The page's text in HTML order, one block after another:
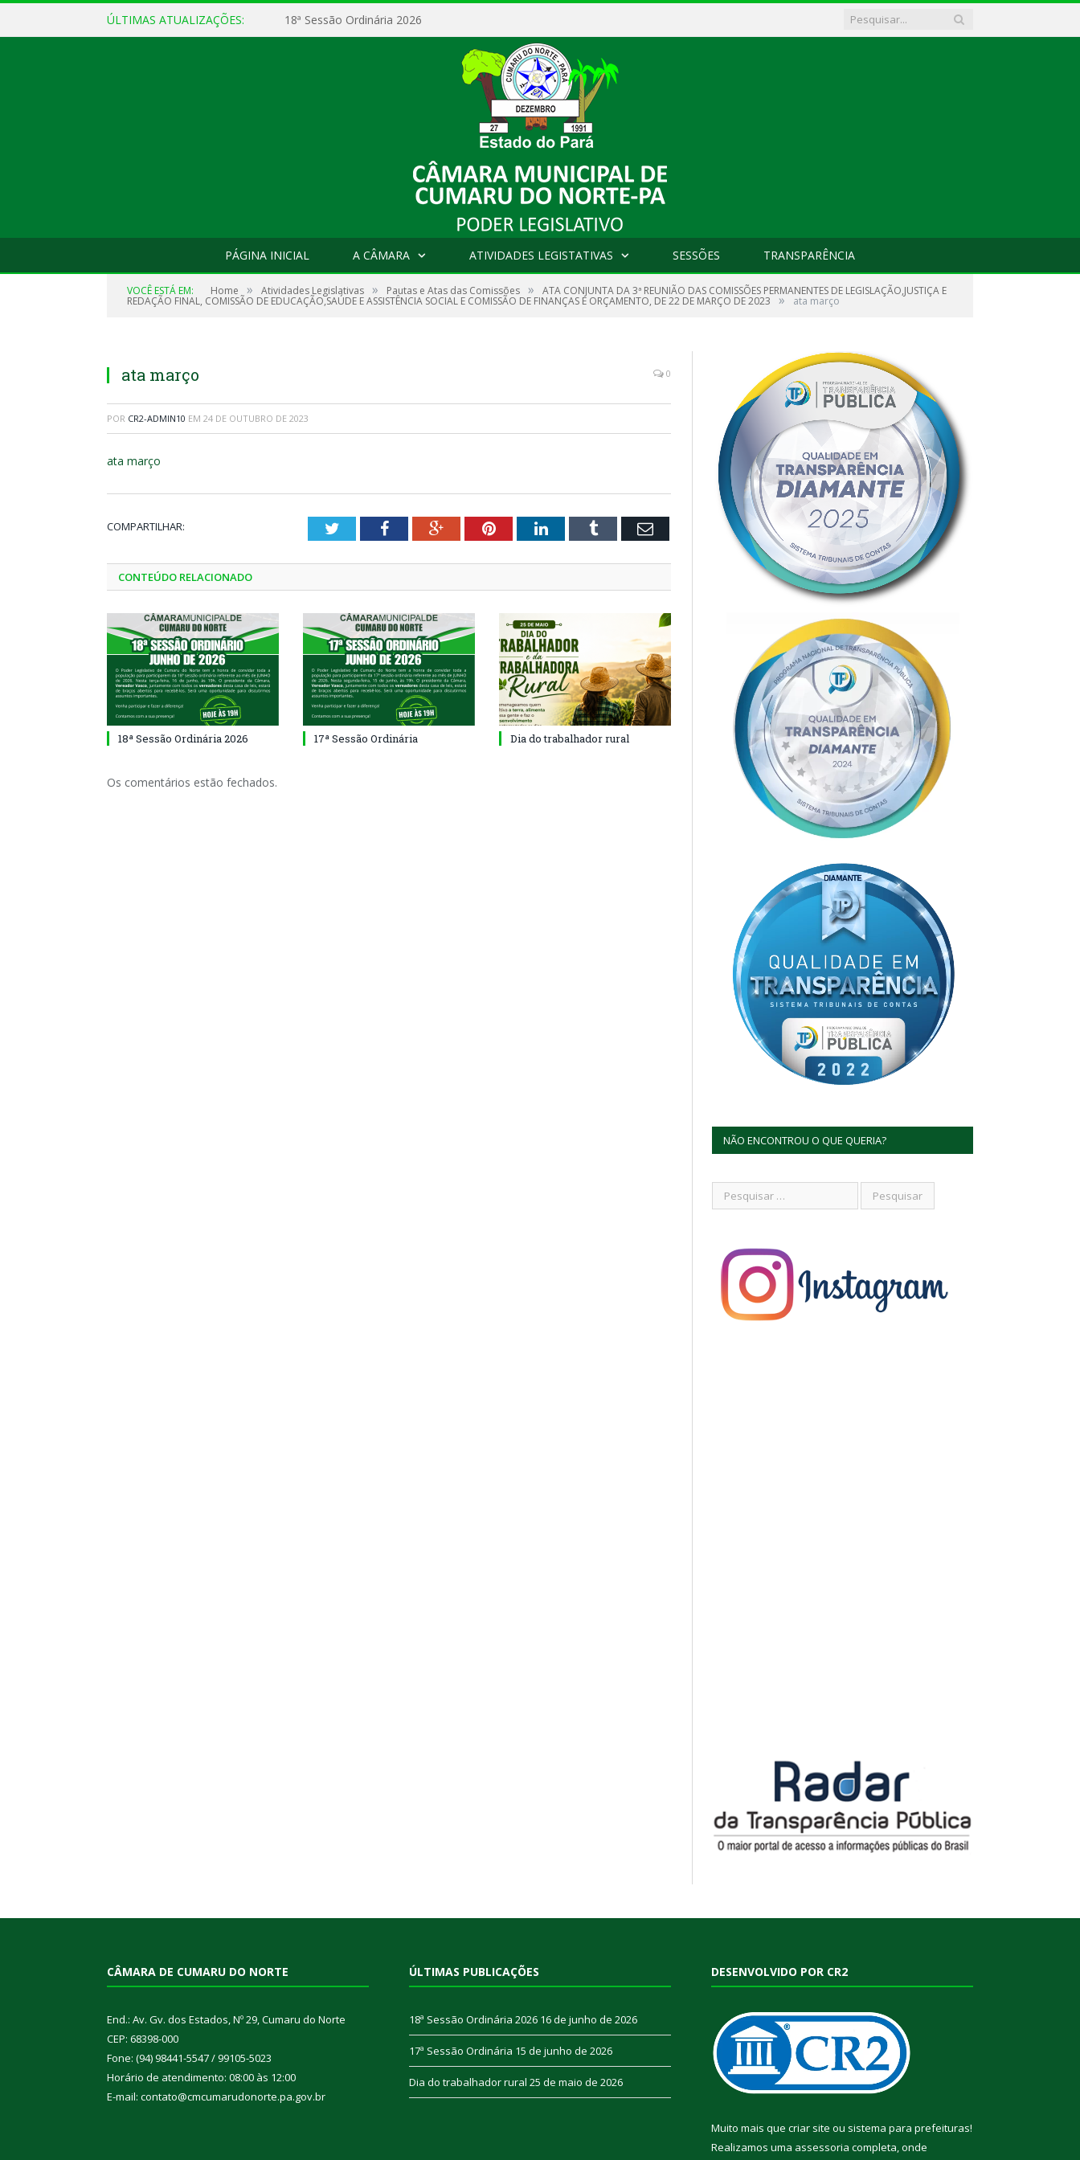
ÚLTIMAS ATUALIZAÇÕES: 18ª Sessão Ordinária 2026
PÁGINA INICIAL A CÂMARA ATIVIDADES LEGISTATIVAS SESSÕES TRANSPARÊNCIA
VOCÊ ESTÁ EM: Home » Atividades Legislativas » Pautas e Atas das Comissões » ATA CONJUNTA DA 3ª REUNIÃO DAS COMISSÕES PERMANENTES DE LEGISLAÇÃO,JUSTIÇA E
REDAÇÃO FINAL, COMISSÃO DE EDUCAÇÃO,SAÚDE E ASSISTÊNCIA SOCIAL E COMISSÃO DE FINANÇAS E ORÇAMENTO, DE 22 DE MARÇO DE 2023 » ata março
ata março 0
POR CR2-ADMIN10 EM 24 DE OUTUBRO DE 2023
ata março
COMPARTILHAR: TwitterFacebookGoogle+PinterestLinkedInTumblr Email
CONTEÚDO RELACIONADO
18ª Sessão Ordinária 2026 17ª Sessão Ordinária Dia do trabalhador rural
Os comentários estão fechados.
NÃO ENCONTROU O QUE QUERIA?
CÂMARA DE CUMARU DO NORTE
End.: Av. Gv. dos Estados, Nº 29, Cumaru do Norte
CEP: 68398-000
Fone: (94) 98441-5547 / 99105-5023
Horário de atendimento: 08:00 às 12:00
E-mail: contato@cmcumarudonorte.pa.gov.br
ÚLTIMAS PUBLICAÇÕES
18ª Sessão Ordinária 2026 16 de junho de 2026
17ª Sessão Ordinária 15 de junho de 2026
Dia do trabalhador rural 25 de maio de 2026
DESENVOLVIDO POR CR2
Muito mais que criar site ou sistema para prefeituras!
Realizamos uma assessoria completa, onde